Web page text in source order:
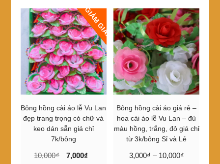
GIẢM GIÁ!
Bông hồng cài áo lễ Vu Lan
đẹp trang trọng có chữ và
keo dán sẵn giá chỉ
7k/bông
10,000₫
Giá
7,000₫
Bông hồng cài áo giá rẻ –
hoa cài áo lễ Vu Lan – đủ
màu hồng, trắng, đỏ giá chỉ
từ 3k/bông Sỉ và Lẻ
3,000₫ – 10,000₫Khoảng